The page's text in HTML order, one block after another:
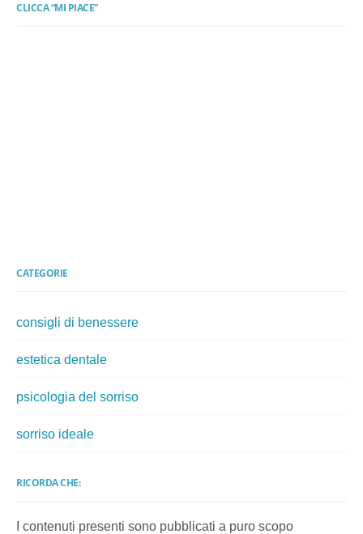
CLICCA “MI PIACE”
CATEGORIE
consigli di benessere
estetica dentale
psicologia del sorriso
sorriso ideale
RICORDA CHE:
I contenuti presenti sono pubblicati a puro scopo